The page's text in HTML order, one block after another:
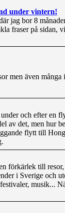
under vintern!
jag bor 8
fraser på sidan,
men även
och efter en
av det, men hur
flytt till
förkärlek till
i Sverige och
musik...